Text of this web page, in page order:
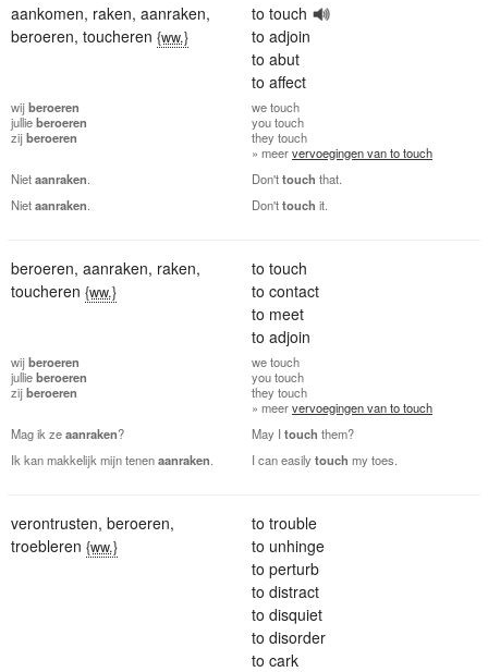
aankomen, raken, aanraken,
beroeren, toucheren {ww.}
to touch
to adjoin
to abut
to affect
wijberoeren
jullieberoeren
zijberoeren
wetouch
youtouch
they touch
» meervervoegingen van to touch
Nietaanraken Don'ttouch that.
Nietaanraken Don'ttouch it.
beroeren, aanraken, raken,
toucheren {ww.}
to touch
to contact
to meet
to adjoin
wijberoeren
jullieberoeren
zijberoeren
wetouch
youtouch
they touch
» meervervoegingen van to touch
Mag ik zeaanraken? May I touch them?
Ik kan makkelijk mijn tenenaanraken I can easily touch my toes.
verontrusten, beroeren,
troebleren {ww.}
to trouble
to unhinge
to perturb
to distract
to disquiet
to disorder
to cark